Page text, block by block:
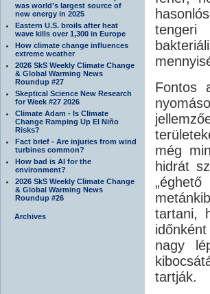
was world’s largest source of
new energy in 2025
Eastern U.S. broils after heat
wave kills over 1,300 in Europe
How climate change influences
extreme weather
2026 SkS Weekly Climate Change
& Global Warming News
Roundup #27
Skeptical Science New Research
for Week #27 2026
Climate Adam - Is Climate
Change Ramping Up El Niño
Risks?
Fact brief - Are injuries from wind
turbines common?
How bad is AI for the
environment?
2026 SkS Weekly Climate Change
& Global Warming News
Roundup #26
Archives
tengeri
Fontos
még
hidrát
tartani,
nagy
tartják.